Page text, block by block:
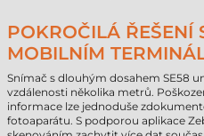
POKROČILÁ ŘEŠENÍ
MOBILNÍM
Snímač s dlouhým dosahem SE58
vzdálenosti několika metrů.
informace lze jednoduše
fotoaparátu. S podporou aplikace